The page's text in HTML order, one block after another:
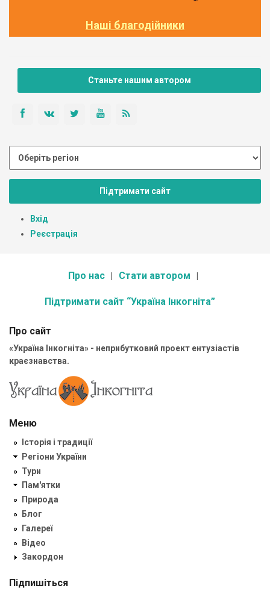
Наші благодійники
Станьте нашим автором
Підтримати сайт
Вхід
Реєстрація
Про нас Стати автором
Підтримати сайт “Україна Інкогніта”
Про сайт
«Україна Інкогніта» - неприбутковий проект ентузіастів
краєзнавства.
Меню
Історія і традиції
Регіони України
Тури
Пам'ятки
Природа
Блог
Галереї
Відео
Закордон
Підпишіться